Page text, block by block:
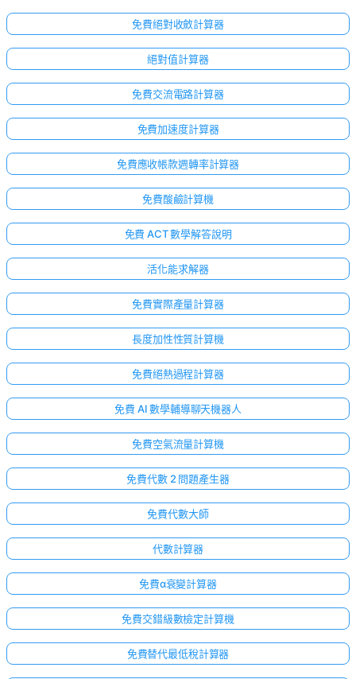
免費絕對收斂計算器
絕對值計算器
免費交流電路計算器
免費加速度計算器
免費應收帳款週轉率計算器
免費酸鹼計算機
免費 ACT 數學解答說明
活化能求解器
免費實際產量計算器
長度加性性質計算機
免費絕熱過程計算器
免費 AI 數學輔導聊天機器人
免費空氣流量計算機
免費代數 2 問題產生器
免費代數大師
代數計算器
免費α衰變計算器
免費交錯級數檢定計算機
免費替代最低稅計算器